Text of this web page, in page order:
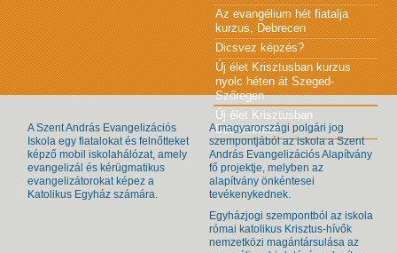
Az evangélium hét fiatalja
kurzus, Debrecen
Dicsvez képzés?
Új élet Krisztusban kurzus
nyolc héten át Szeged-
Szőregen
Új élet Krisztusban
Debrecenben
A Szent András Evangelizációs
Iskola egy fiatalokat és felnőtteket
képző mobil iskolahálózat, amely
evangelizál és kérügmatikus
evangelizátorokat képez a
Katolikus Egyház számára.
A magyarországi polgári jog
szempontjából az iskola a Szent
András Evangelizációs Alapítvány
fő projektje, melyben az
alapítvány önkéntesei
tevékenykednek.
Egyházjogi szempontból az iskola
római katolikus Krisztus-hívők
nemzetközi magántársulása az